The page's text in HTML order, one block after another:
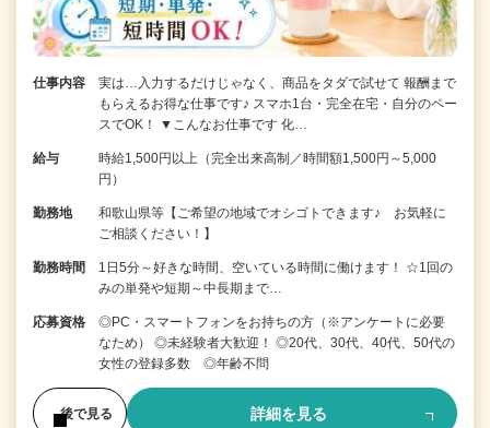
仕事内容
実は…入力するだけじゃなく、商品をタダで試せて 報酬まで
もらえるお得な仕事です♪ スマホ1台・完全在宅・自分のペー
スでOK！ ▼こんなお仕事です 化…
給与
時給1,500円以上（完全出来高制／時間額1,500円～5,000
円）
勤務地
和歌山県等【ご希望の地域でオシゴトできます♪ お気軽に
ご相談ください！】
勤務時間
1日5分～好きな時間、空いている時間に働けます！ ☆1回の
みの単発や短期～中長期まで…
応募資格
◎PC・スマートフォンをお持ちの方（※アンケートに必要
なため） ◎未経験者大歓迎！ ◎20代、30代、40代、50代の
女性の登録多数 ◎年齢不問
後で見る 詳細を見る